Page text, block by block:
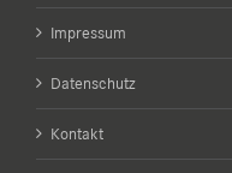
Impressum
Datenschutz
Kontakt